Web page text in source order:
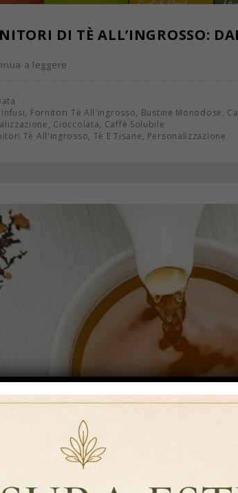
DI TÈ ALL’INGROSSO:
a leggere
Infusi, Fornitori Tè All'ingrosso, Bustine Monodose,
, Cioccolata, Caffè Solubile
Tè All'ingrosso, Tè E Tisane, Personalizzazione